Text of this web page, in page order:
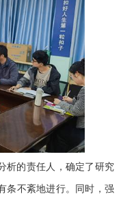
析的责任人，确定了研究
条不紊地进行。同时，强